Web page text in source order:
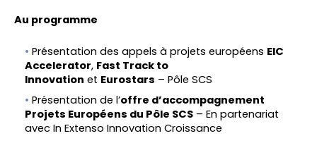
Au programme
Présentation des appels à projets européens EIC
Accelerator, Fast Track to
Innovation et Eurostars – Pôle SCS
Présentation de l’offre d’accompagnement
Projets Européens du Pôle SCS – En partenariat
avec In Extenso Innovation Croissance